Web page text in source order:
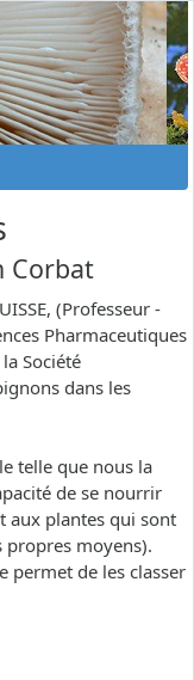
Corbat
(Professeur -
Pharmaceutiques
Société
dans les
telle que nous la
de se nourrir
aux plantes qui sont
moyens).
permet de les classer